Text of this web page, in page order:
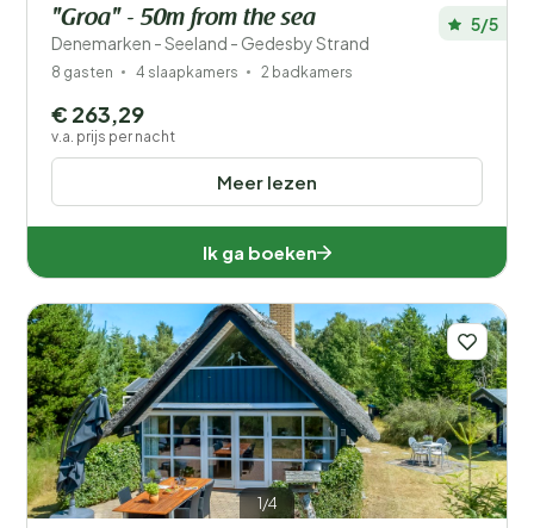
"Groa" - 50m from the sea
Denemarken - Seeland - Gedesby Strand
5/5
8 gasten 4 slaapkamers 2 badkamers
Meer lezen
€ 263,29
v.a. prijs per nacht
Ik ga boeken
1/4